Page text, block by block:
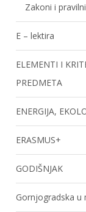
Zakoni i
E – lektira
ELEMENTI I
PREDMETA
ENERGIJA,
ERASMUS+
GODIŠNJAK
Gornjogradska u